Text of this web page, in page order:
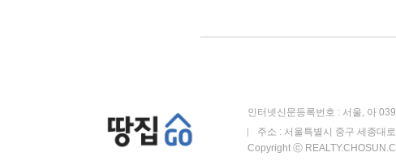
인터넷신문등록번호 : 서울, 아
주소 : 서울특별시 중구 세종대
Copyright ⓒ